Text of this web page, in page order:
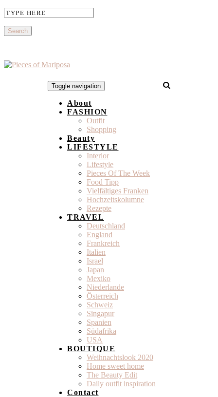
Toggle navigation
About
FASHION
Outfit
Shopping
Beauty
LIFESTYLE
Interior
Lifestyle
Pieces Of The Week
Food Tipp
Vielfältiges Franken
Hochzeitskolumne
Rezepte
TRAVEL
Deutschland
England
Frankreich
Italien
Israel
Japan
Mexiko
Niederlande
Österreich
Schweiz
Singapur
Spanien
Südafrika
USA
BOUTIQUE
Weihnachtslook 2020
Home sweet home
The Beauty Edit
Daily outfit inspiration
Contact